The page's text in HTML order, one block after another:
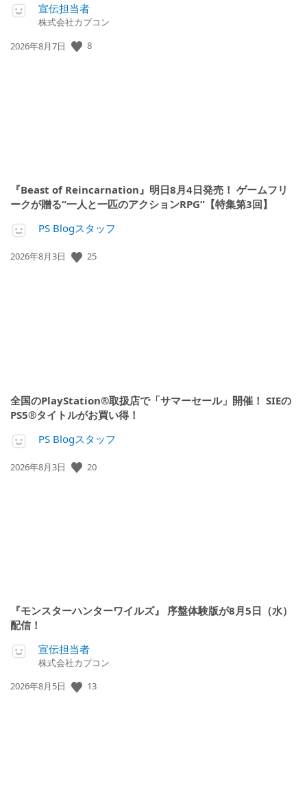
宣伝担当者
株式会社カプコン
公
2026年8月7日 8
『Beast of Reincarnation』明日8月4日発売！ ゲームフリ
ークが贈る“一人と一匹のアクションRPG”【特集第3回】
PS Blogスタッフ
公
2026年8月3日 25
全国のPlayStation®取扱店で「サマーセール」開催！ SIEの
PS5®タイトルがお買い得！
PS Blogスタッフ
公
2026年8月3日 20
『モンスターハンターワイルズ』 序盤体験版が8月5日（水）
配信！
宣伝担当者
株式会社カプコン
公
2026年8月5日 13